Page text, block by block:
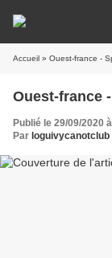
Accueil » Ouest-france -
Ouest-france
Publié le 29/09/2020
Par loguivycanotclub